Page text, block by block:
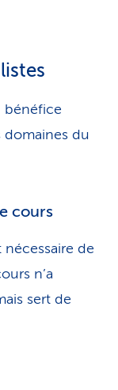
bénéfice
domaines du
cours
de
n’a
sert de